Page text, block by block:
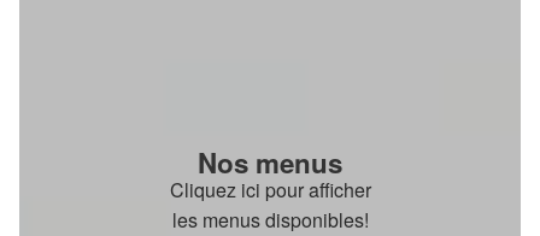
Nos menus
Cliquez ici pour afficher
les menus disponibles!